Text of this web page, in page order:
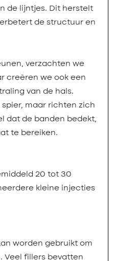
de lijntjes. Dit herstelt
de structuur en
verzachten we
creëren we ook een
van de hals.
maar richten zich
dat de banden bedekt,
te bereiken.
20 tot 30
kleine injecties
worden gebruikt om
Veel fillers bevatten